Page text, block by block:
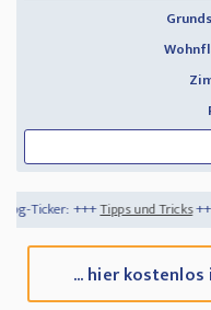
und Tricks+++Auswandern+++
... hier kostenlos